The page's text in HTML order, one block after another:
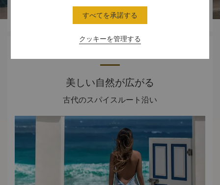
ダイニング 体験
美しい自然が広がる
古代のスパイスルート沿い
クッキーを管理する
すべてを承諾する